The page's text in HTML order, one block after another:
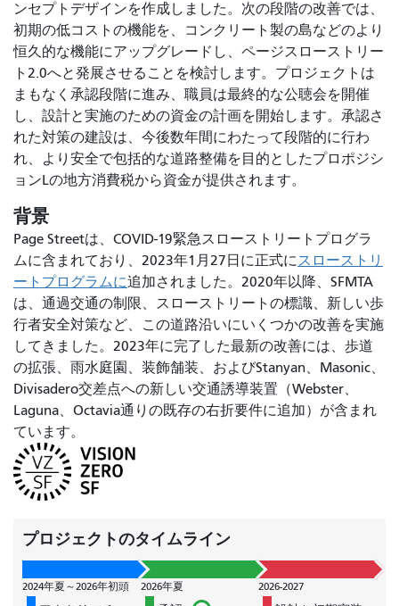
ンセプトデザインを作成しました。次の段階の改善では、
初期の低コストの機能を、コンクリート製の島などのより
恒久的な機能にアップグレードし、ページスローストリー
ト2.0へと発展させることを検討します。プロジェクトは
まもなく承認段階に進み、職員は最終的な公聴会を開催
し、設計と実施のための資金の計画を開始します。承認さ
れた対策の建設は、今後数年間にわたって段階的に行わ
れ、より安全で包括的な道路整備を目的としたプロポジシ
ョンLの地方消費税から資金が提供されます。
背景
Page Streetは、COVID-19緊急スローストリートプログラ
ムに含まれており、2023年1月27日に正式にスローストリ
ートプログラムに追加されました。2020年以降、SFMTA
は、通過交通の制限、スローストリートの標識、新しい歩
行者安全対策など、この道路沿いにいくつかの改善を実施
してきました。2023年に完了した最新の改善には、歩道
の拡張、雨水庭園、装飾舗装、およびStanyan、Masonic、
Divisadero交差点への新しい交通誘導装置（Webster、
Laguna、Octavia通りの既存の右折要件に追加）が含まれ
ています。
プロジェクトのタイムライン
2024年夏～2026年初頭 2026年夏 2026-2027